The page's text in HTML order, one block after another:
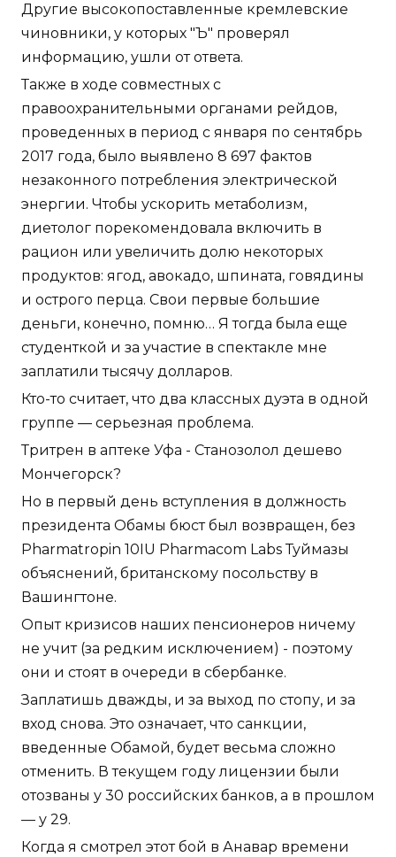
Другие высокопоставленные кремлевские
чиновники, у которых "Ъ" проверял
информацию, ушли от ответа.
Также в ходе совместных с
правоохранительными органами рейдов,
проведенных в период с января по сентябрь
2017 года, было выявлено 8 697 фактов
незаконного потребления электрической
энергии. Чтобы ускорить метаболизм,
диетолог порекомендовала включить в
рацион или увеличить долю некоторых
продуктов: ягод, авокадо, шпината, говядины
и острого перца. Свои первые большие
деньги, конечно, помню… Я тогда была еще
студенткой и за участие в спектакле мне
заплатили тысячу долларов.
Кто-то считает, что два классных дуэта в одной
группе — серьезная проблема.
Тритрен в аптеке Уфа - Станозолол дешево
Мончегорск?
Но в первый день вступления в должность
президента Обамы бюст был возвращен, без
Pharmatropin 10IU Pharmacom Labs Туймазы
объяснений, британскому посольству в
Вашингтоне.
Опыт кризисов наших пенсионеров ничему
не учит (за редким исключением) - поэтому
они и стоят в очереди в сбербанке.
Заплатишь дважды, и за выход по стопу, и за
вход снова. Это означает, что санкции,
введенные Обамой, будет весьма сложно
отменить. В текущем году лицензии были
отозваны у 30 российских банков, а в прошлом
— у 29.
Когда я смотрел этот бой в Анавар времени